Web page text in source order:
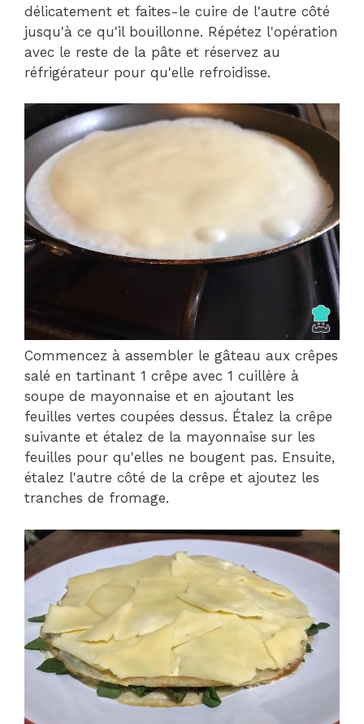
délicatement et faites-le cuire de l'autre côté
jusqu'à ce qu'il bouillonne. Répétez l'opération
avec le reste de la pâte et réservez au
réfrigérateur pour qu'elle refroidisse.
Commencez à assembler le gâteau aux crêpes
salé en tartinant 1 crêpe avec 1 cuillère à
soupe de mayonnaise et en ajoutant les
feuilles vertes coupées dessus. Étalez la crêpe
suivante et étalez de la mayonnaise sur les
feuilles pour qu'elles ne bougent pas. Ensuite,
étalez l'autre côté de la crêpe et ajoutez les
tranches de fromage.